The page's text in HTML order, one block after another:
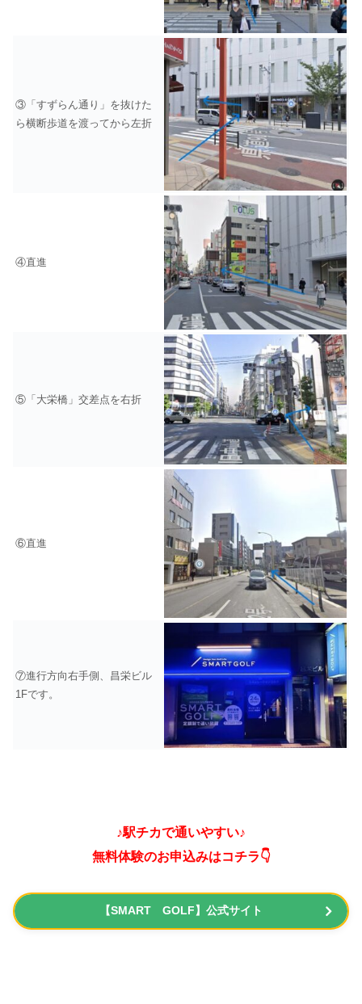
③「すずらん通り」を抜けた
ら横断歩道を渡ってから左折
④直進
⑤「大栄橋」交差点を右折
⑥直進
⑦進行方向右手側、昌栄ビル
1Fです。
♪駅チカで通いやすい♪
無料体験のお申込みはコチラ👇
【SMART GOLF】公式サイト